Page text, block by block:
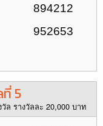
894212
952653
5
วัล รางวัลละ 20,000 บาท